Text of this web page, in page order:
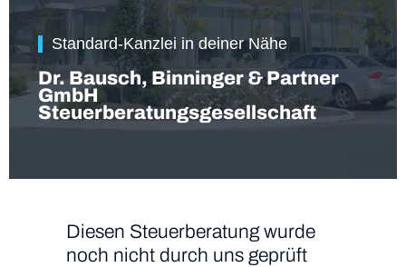
Standard-Kanzlei in deiner Nähe
Dr. Bausch, Binninger & Partner
GmbH
Steuerberatungsgesellschaft
Diesen Steuerberatung wurde
noch nicht durch uns geprüft